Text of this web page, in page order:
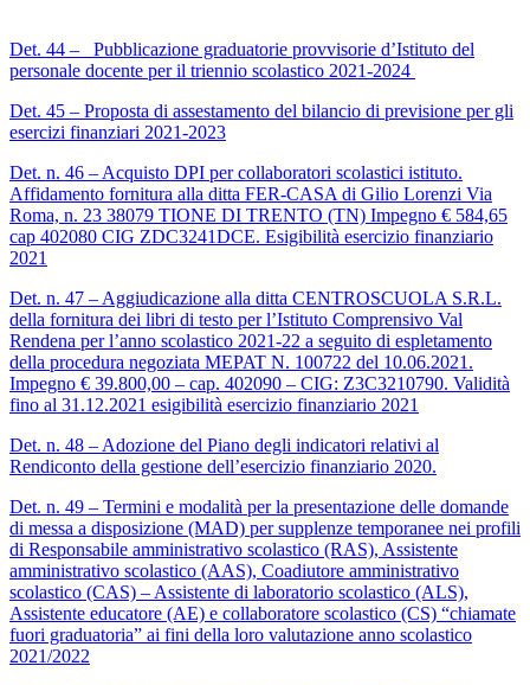
Det. 44 – Pubblicazione graduatorie provvisorie d’Istituto del
personale docente per il triennio scolastico 2021-2024
Det. 45 – Proposta di assestamento del bilancio di previsione per gli
esercizi finanziari 2021-2023
Det. n. 46 – Acquisto DPI per collaboratori scolastici istituto.
Affidamento fornitura alla ditta FER-CASA di Gilio Lorenzi Via
Roma, n. 23 38079 TIONE DI TRENTO (TN) Impegno € 584,65
cap 402080 CIG ZDC3241DCE. Esigibilità esercizio finanziario
2021
Det. n. 47 – Aggiudicazione alla ditta CENTROSCUOLA S.R.L.
della fornitura dei libri di testo per l’Istituto Comprensivo Val
Rendena per l’anno scolastico 2021-22 a seguito di espletamento
della procedura negoziata MEPAT N. 100722 del 10.06.2021.
Impegno € 39.800,00 – cap. 402090 – CIG: Z3C3210790. Validità
fino al 31.12.2021 esigibilità esercizio finanziario 2021
Det. n. 48 – Adozione del Piano degli indicatori relativi al
Rendiconto della gestione dell’esercizio finanziario 2020.
Det. n. 49 – Termini e modalità per la presentazione delle domande
di messa a disposizione (MAD) per supplenze temporanee nei profili
di Responsabile amministrativo scolastico (RAS), Assistente
amministrativo scolastico (AAS), Coadiutore amministrativo
scolastico (CAS) – Assistente di laboratorio scolastico (ALS),
Assistente educatore (AE) e collaboratore scolastico (CS) “chiamate
fuori graduatoria” ai fini della loro valutazione anno scolastico
2021/2022